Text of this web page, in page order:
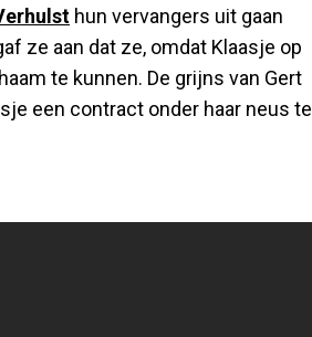
hun vervangers uit gaan
ze aan dat ze, omdat Klaasje op
te kunnen. De grijns van Gert
een contract onder haar neus te